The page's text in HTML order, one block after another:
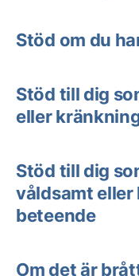
Stöd om du
Stöd till dig
eller
Stöd till dig
våldsamt eller
beteende
Om det är